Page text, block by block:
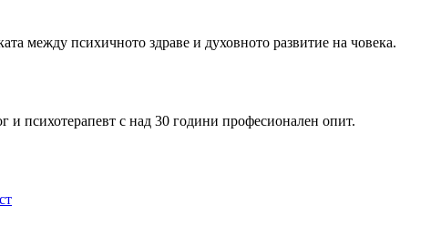
между психичното здраве и духовното развитие на човека.
и психотерапевт с над 30 години професионален опит.